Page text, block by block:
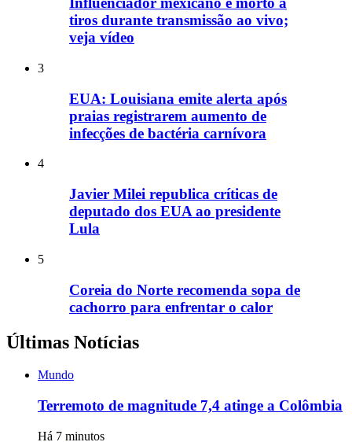
tiros durante transmissão ao vivo;
veja vídeo
3
EUA: Louisiana emite alerta após
praias registrarem aumento de
infecções de bactéria carnívora
4
Javier Milei republica críticas de
deputado dos EUA ao presidente
Lula
5
Coreia do Norte recomenda sopa de
cachorro para enfrentar o calor
Últimas Notícias
Mundo
Terremoto de magnitude 7,4 atinge a Colômbia
Há 7 minutos